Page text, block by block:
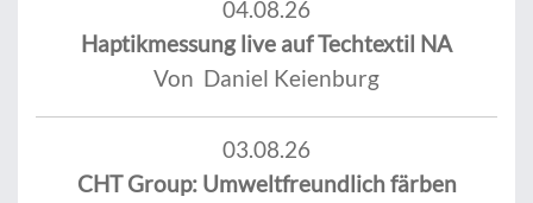
04.08.26
Haptikmessung live auf Techtextil NA
Von Daniel Keienburg
03.08.26
CHT Group: Umweltfreundlich färben